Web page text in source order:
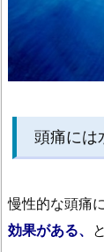
頭痛には
慢性的な頭痛に
効果がある、